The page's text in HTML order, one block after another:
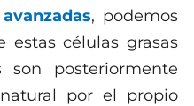
, podemos
estas células grasas
son posteriormente
por el propio